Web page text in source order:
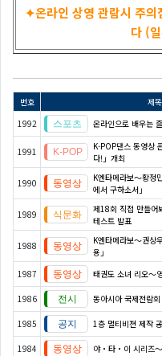
✦온라인 상영 관람시 주의
다 (
번호 제목
1992
온라인으로 배우는
1991
K-POP댄스 동영상
다!」개최
1990
K엔타메라보～황정
에서 구하소서」
1989
제18회 직접 만들어
테스트 발표
1988
K엔타메라보～권상
용」
1987 태권도 소녀 리오～
1986 동아시아 국제전람
1985 1층 멀티비젼 제작
1984 야・타・이 시리즈